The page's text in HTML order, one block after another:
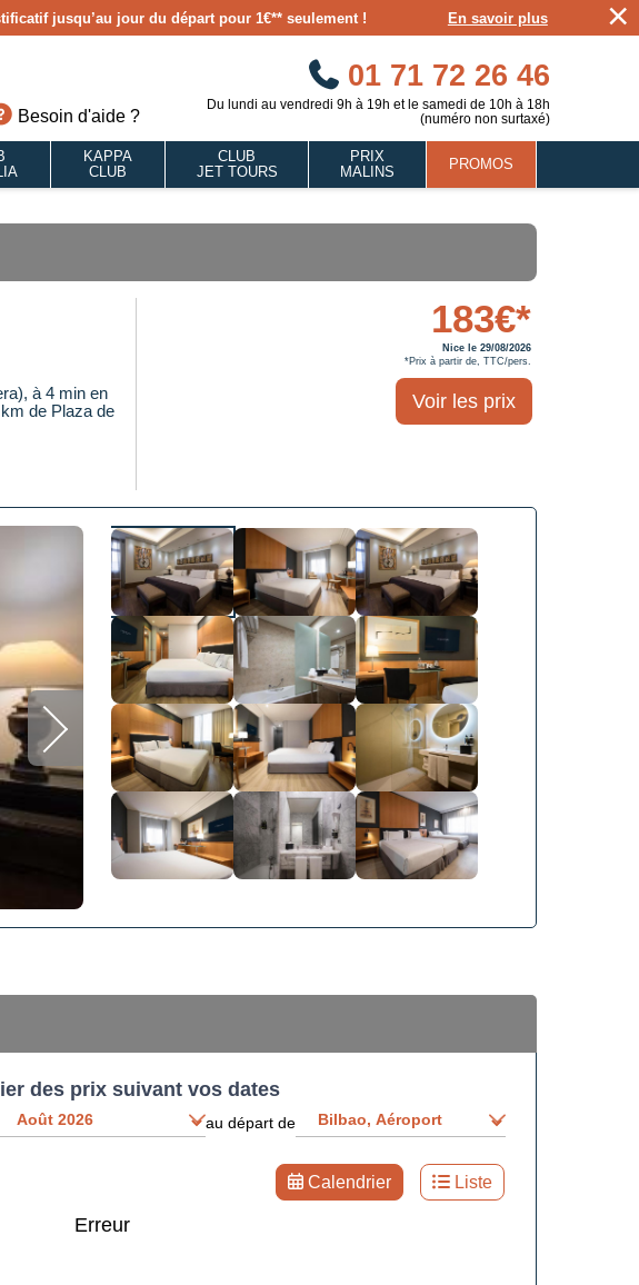
jusqu’au jour du départ pour 1€** seulement ! En savoir plus ×
Besoin d'aide ?
01 71 72 26 46
Du lundi au vendredi 9h à 19h et le samedi de 10h à 18h
(numéro non surtaxé)
KAPPA
CLUB
CLUB
JET TOURS
PRIX
MALINS
PROMOS
à 4 min en
de Plaza de
183€*
Nice le 29/08/2026
*Prix à partir de, TTC/pers.
Voir les prix
des prix suivant vos dates
au départ de
Calendrier Liste
Erreur